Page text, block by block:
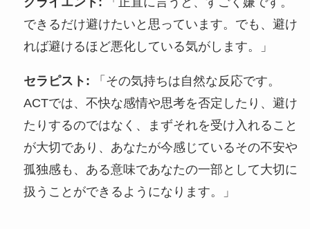
できるだけ避けたいと思っています。でも、避け
れば避けるほど悪化している気がします。」
セラピスト: 「その気持ちは自然な反応です。
ACTでは、不快な感情や思考を否定したり、避け
たりするのではなく、まずそれを受け入れること
が大切であり、あなたが今感じているその不安や
孤独感も、ある意味であなたの一部として大切に
扱うことができるようになります。」